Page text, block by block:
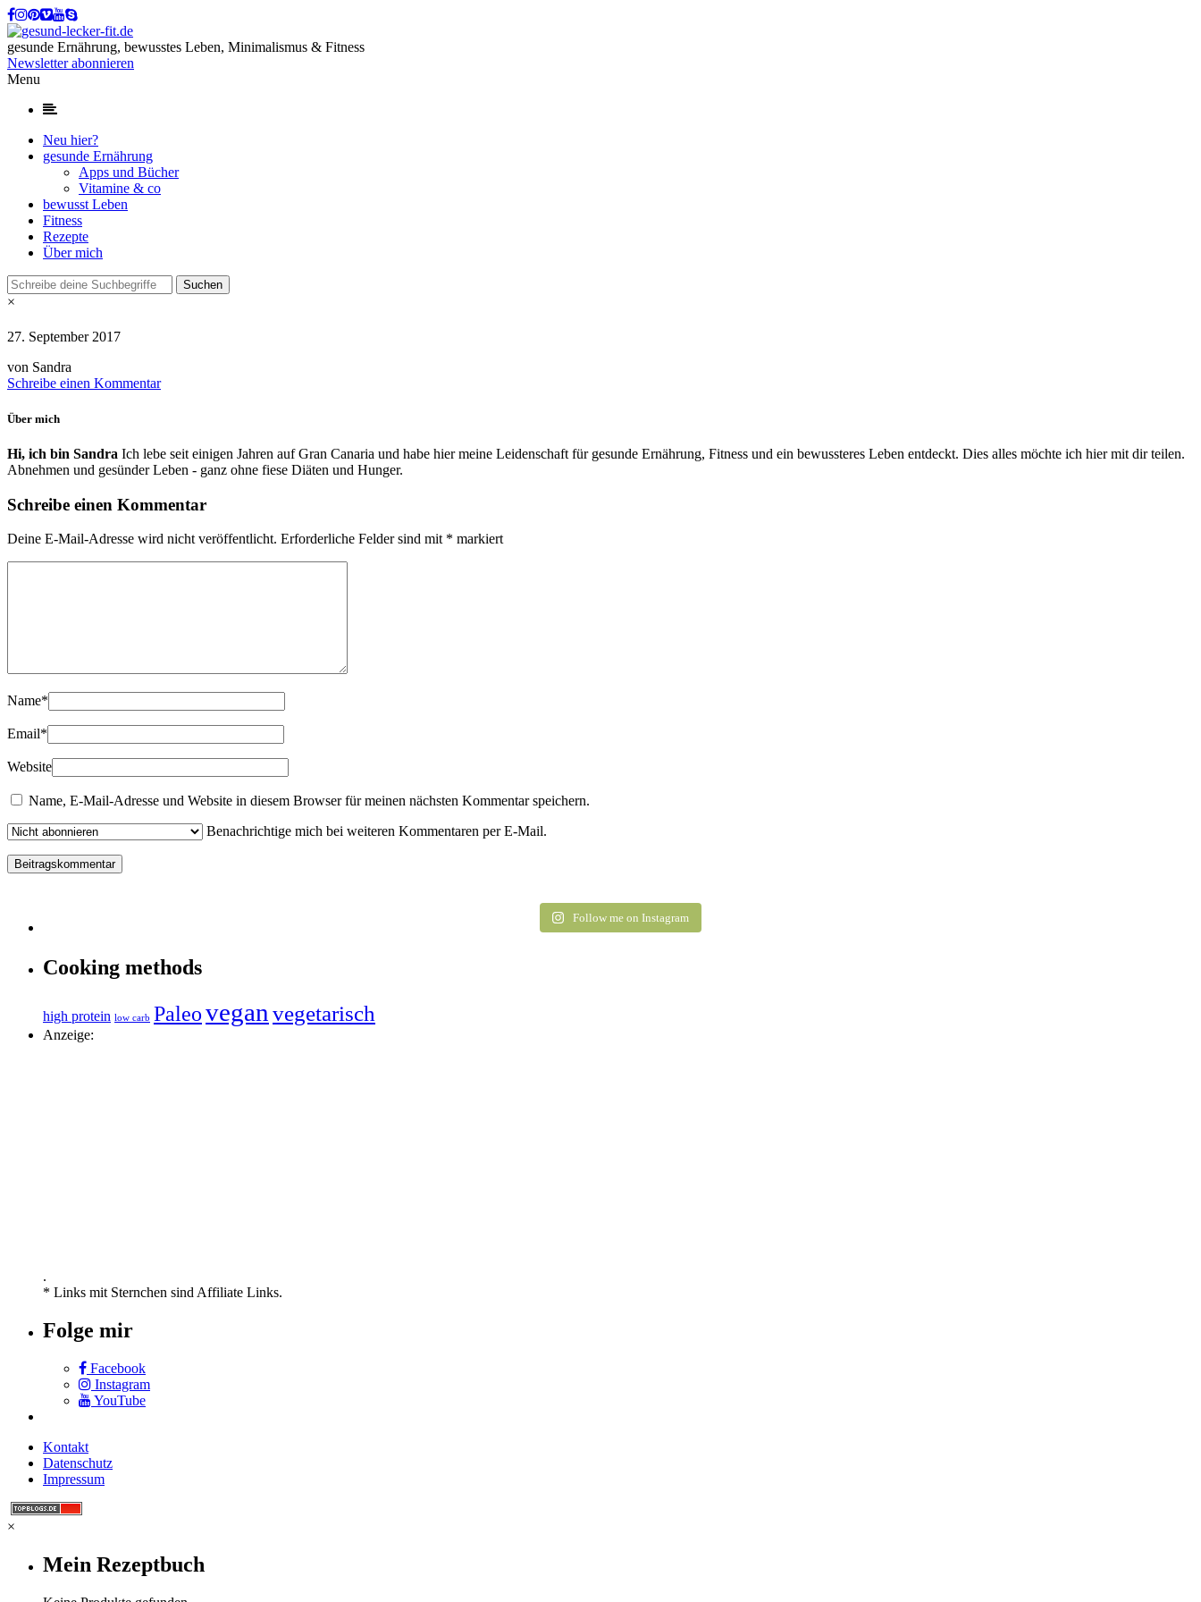
gesunde Ernährung, bewusstes Leben, Minimalismus & Fitness
Newsletter abonnieren
Menu
Neu hier?
gesunde Ernährung
Apps und Bücher
Vitamine & co
bewusst Leben
Fitness
Rezepte
Über mich
×
27. September 2017
von Sandra
Schreibe einen Kommentar
Über mich
Hi, ich bin Sandra Ich lebe seit einigen Jahren auf Gran Canaria und habe hier meine Leidenschaft für gesunde Ernährung, Fitness und ein bewussteres Leben entdeckt. Dies alles möchte ich hier mit dir teilen.
Abnehmen und gesünder Leben - ganz ohne fiese Diäten und Hunger.
Schreibe einen Kommentar
Deine E-Mail-Adresse wird nicht veröffentlicht. Erforderliche Felder sind mit * markiert
Name*
Email*
Website
Name, E-Mail-Adresse und Website in diesem Browser für meinen nächsten Kommentar speichern.
Benachrichtige mich bei weiteren Kommentaren per E-Mail.
Follow me on Instagram
Cooking methods
high protein low carb Paleovegan vegetarisch
Anzeige:
.
* Links mit Sternchen sind Affiliate Links.
Folge mir
Facebook
Instagram
YouTube
Kontakt
Datenschutz
Impressum
×
Mein Rezeptbuch